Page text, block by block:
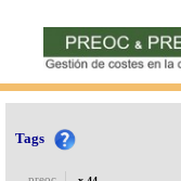
Tags